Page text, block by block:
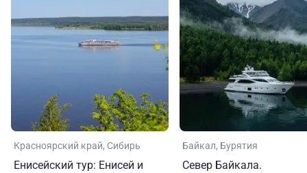
Красноярский край Сибирь
Енисейский тур: Енисей и
Байкал Бурятия
Север Байкала.